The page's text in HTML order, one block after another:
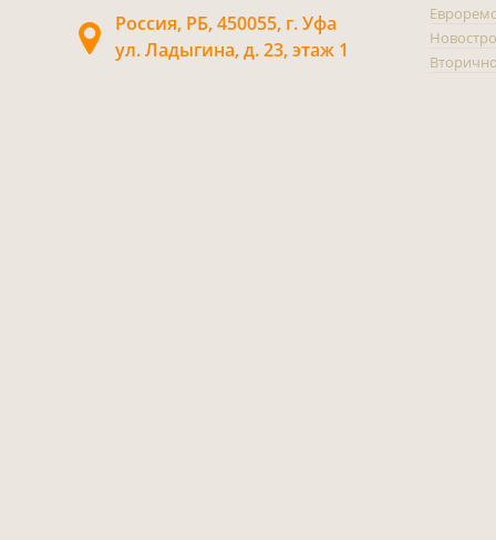
Россия, РБ, 450055, г. Уфа
ул. Ладыгина, д. 23, этаж 1